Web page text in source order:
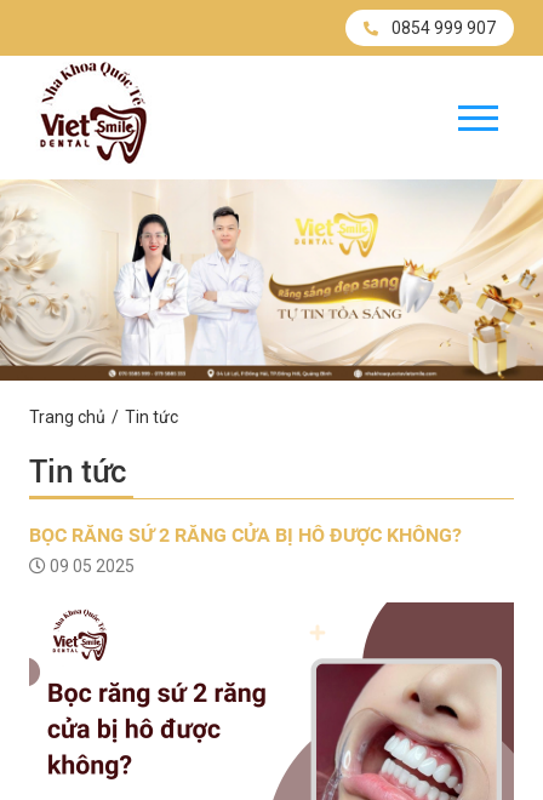
0854 999 907
Trang chủ Tin tức
Tin tức
BỌC RĂNG SỨ 2 RĂNG CỬA BỊ HÔ ĐƯỢC KHÔNG?
09 05 2025